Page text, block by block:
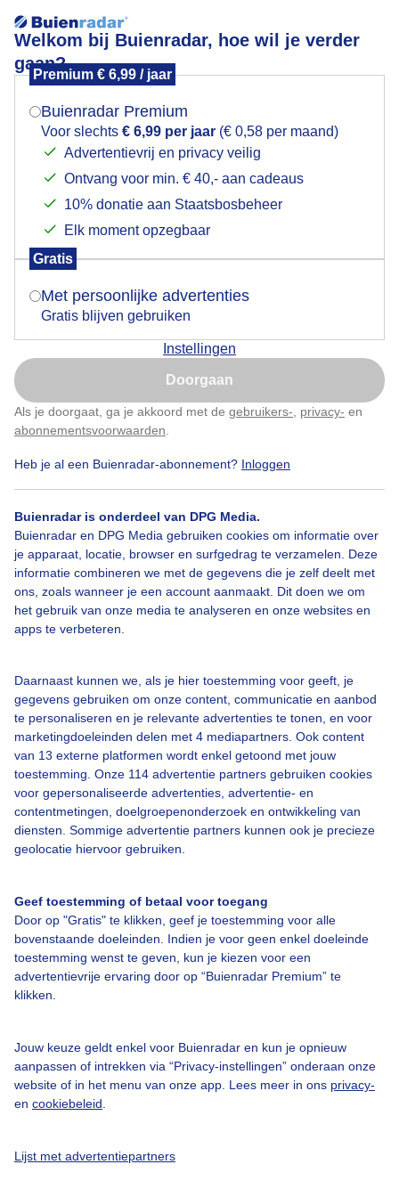
Welkom bij Buienradar, hoe wil je verder
gaan?
Premium € 6,99 / jaar
Buienradar Premium
Voor slechts € 6,99 per jaar (€ 0,58 per maand)
Advertentievrij en privacy veilig
Ontvang voor min. € 40,- aan cadeaus
10% donatie aan Staatsbosbeheer
Elk moment opzegbaar
Gratis
Met persoonlijke advertenties
Gratis blijven gebruiken
Instellingen
Doorgaan
Als je doorgaat, ga je akkoord met de gebruikers- privacy- en
abonnementsvoorwaarden
Heb je al een Buienradar-abonnement? Inloggen
Buienradar is onderdeel van DPG Media.
Buienradar en DPG Media gebruiken cookies om informatie over
je apparaat, locatie, browser en surfgedrag te verzamelen. Deze
informatie combineren we met de gegevens die je zelf deelt met
ons, zoals wanneer je een account aanmaakt. Dit doen we om
het gebruik van onze media te analyseren en onze websites en
apps te verbeteren.
Daarnaast kunnen we, als je hier toestemming voor geeft, je
gegevens gebruiken om onze content, communicatie en aanbod
te personaliseren en je relevante advertenties te tonen, en voor
marketingdoeleinden delen met 4 mediapartners. Ook content
van 13 externe platformen wordt enkel getoond met jouw
toestemming. Onze 114 advertentie partners gebruiken cookies
voor gepersonaliseerde advertenties, advertentie- en
contentmetingen, doelgroepenonderzoek en ontwikkeling van
diensten. Sommige advertentie partners kunnen ook je precieze
geolocatie hiervoor gebruiken.
Geef toestemming of betaal voor toegang
Door op "Gratis" te klikken, geef je toestemming voor alle
bovenstaande doeleinden. Indien je voor geen enkel doeleinde
toestemming wenst te geven, kun je kiezen voor een
advertentievrije ervaring door op “Buienradar Premium” te
klikken.
Jouw keuze geldt enkel voor Buienradar en kun je opnieuw
aanpassen of intrekken via “Privacy-instellingen” onderaan onze
website of in het menu van onze app. Lees meer in ons privacy-
en cookiebeleid
Lijst met advertentiepartners
Zonsondergang
Zonsondergang
Door: Sandra Vos Gemaakt: 14-08-2025, 42x bekeken
Zon Wolken Zonsondergang
Bekijk slideshow
Over Buienradar
Bedrijfsgegevens
Toegankelijkheid
Gebruikersvoorwaarden
Adverteren
Privacy beleid
Gratis weerdata
Mogen we je locatie gebruiken voor het
Indien je hier nog geen akkoord op hebt gegeven,
verschijnt er zo een pop-up uit je browser waarin
Is goed, toon de popup
Nu niet, misschien later
Klik hierom dit aan te passen